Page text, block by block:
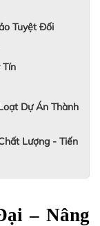
Tuyệt Đối
Tín
Dự Án Thành
Lượng - Tiến
– Nâng